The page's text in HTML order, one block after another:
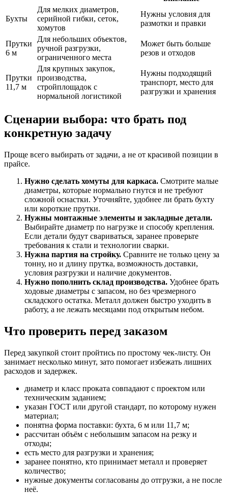
Бухты
Для мелких диаметров,
серийной гибки, сеток,
хомутов
Нужны условия для
размотки и правки
Прутки
6 м
Для небольших объектов,
ручной разгрузки,
ограниченного места
Может быть больше
резов и отходов
Прутки
11,7 м
Для крупных закупок,
производства,
стройплощадок с
нормальной логистикой
Нужны подходящий
транспорт, место для
разгрузки и хранения
Сценарии выбора: что брать под
конкретную задачу
Проще всего выбирать от задачи, а не от красивой позиции в
прайсе.
Нужно сделать хомуты для каркаса. Смотрите малые
диаметры, которые нормально гнутся и не требуют
сложной оснастки. Уточняйте, удобнее ли брать бухту
или короткие прутки.
Нужны монтажные элементы и закладные детали.
Выбирайте диаметр по нагрузке и способу крепления.
Если детали будут свариваться, заранее проверьте
требования к стали и технологии сварки.
Нужна партия на стройку. Сравните не только цену за
тонну, но и длину прутка, возможность доставки,
условия разгрузки и наличие документов.
Нужно пополнить склад производства. Удобнее брать
ходовые диаметры с запасом, но без чрезмерного
складского остатка. Металл должен быстро уходить в
работу, а не лежать месяцами под открытым небом.
Что проверить перед заказом
Перед закупкой стоит пройтись по простому чек-листу. Он
занимает несколько минут, зато помогает избежать лишних
расходов и задержек.
диаметр и класс проката совпадают с проектом или
техническим заданием;
указан ГОСТ или другой стандарт, по которому нужен
материал;
понятна форма поставки: бухта, 6 м или 11,7 м;
рассчитан объём с небольшим запасом на резку и
отходы;
есть место для разгрузки и хранения;
заранее понятно, кто принимает металл и проверяет
количество;
нужные документы согласованы до отгрузки, а не после
неё.